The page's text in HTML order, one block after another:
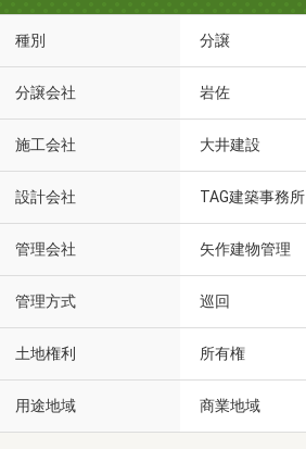
種別 分譲
分譲会社 岩佐
施工会社 大井建設
設計会社 TAG建築事務所
管理会社 矢作建物管理
管理方式 巡回
土地権利 所有権
用途地域 商業地域